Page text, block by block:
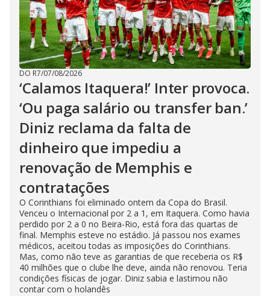
DO R7/07/08/2026
‘Calamos Itaquera!’ Inter provoca.
‘Ou paga salário ou transfer ban.’
Diniz reclama da falta de
dinheiro que impediu a
renovação de Memphis e
contratações
O Corinthians foi eliminado ontem da Copa do Brasil.
Venceu o Internacional por 2 a 1, em Itaquera. Como havia
perdido por 2 a 0 no Beira-Rio, está fora das quartas de
final. Memphis esteve no estádio. Já passou nos exames
médicos, aceitou todas as imposições do Corinthians.
Mas, como não teve as garantias de que receberia os R$
40 milhões que o clube lhe deve, ainda não renovou. Teria
condições físicas de jogar. Diniz sabia e lastimou não
contar com o holandês